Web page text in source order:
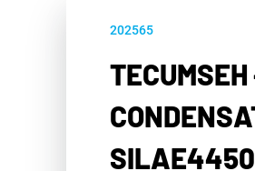
202565
TECUMSEH